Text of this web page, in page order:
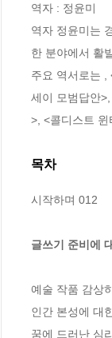
역자 : 정윤미
역자 정윤미는
한 분야에서 활
주요 역서로는
세이 모범답안
>, <콜디스트
목차
시작하며 012
글쓰기 준비에
예술 작품 감상
인간 본성에 대
꿈에 드러난 심